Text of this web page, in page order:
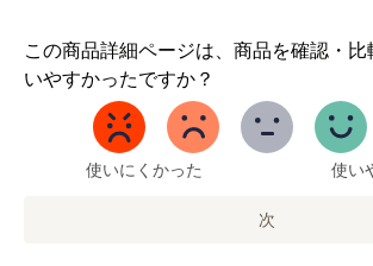
この商品詳細ページは、商品を確認・
いやすかったですか？
1
か
使いにくかった 使い
次